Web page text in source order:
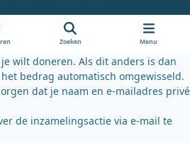
o
k
b
k
y
Zoeken Menu
wilt doneren. Als dit anders is dan
bedrag automatisch omgewisseld.
dat je naam en e-mailadres privé
de inzamelingsactie via e-mail te